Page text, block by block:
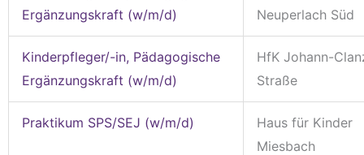
Ergänzungskraft (w/m/d)
Neuperlach Süd
Kinderpfleger/-in, Pädagogische
Ergänzungskraft (w/m/d)
HfK Johann-
Straße
Praktikum SPS/SEJ (w/m/d)
Haus für Kinder
Miesbach